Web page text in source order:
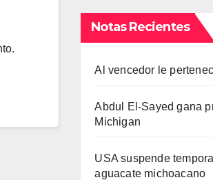
Notas Recientes
Al vencedor le
Abdul El-Sayed gana
Michigan
USA suspende
aguacate michoacano